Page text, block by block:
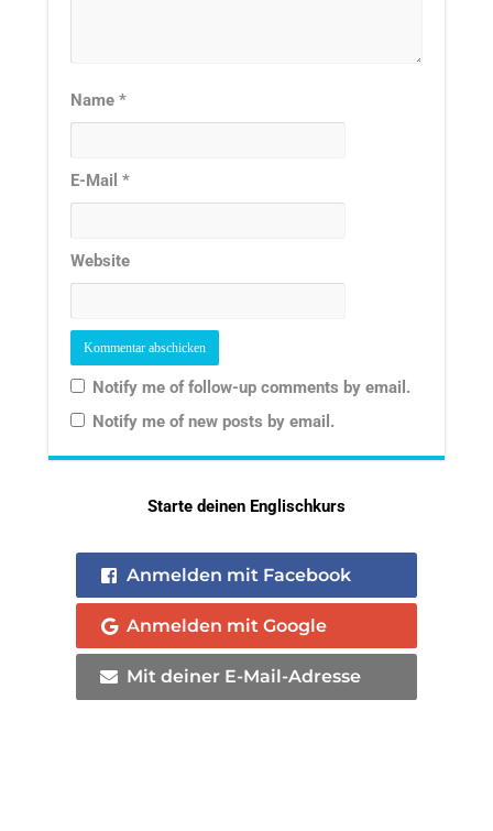
Name *
E-Mail *
Website
Notify me of follow-up comments by email.
Notify me of new posts by email.
Starte deinen Englischkurs
Anmelden mit Facebook
Anmelden mit Google
Mit deiner E-Mail-Adresse